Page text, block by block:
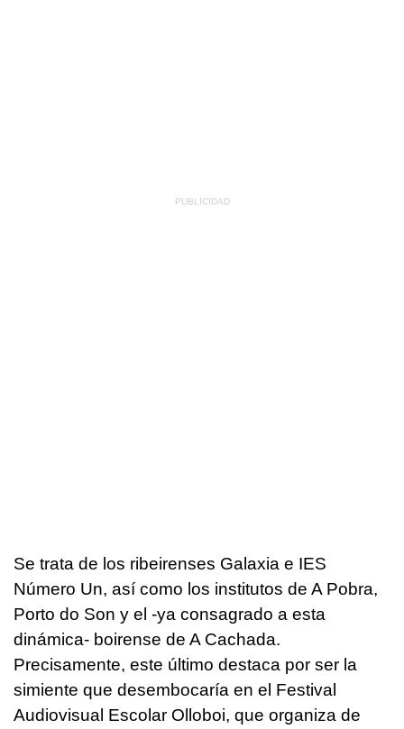
Se trata de los ribeirenses Galaxia e IES
Número Un, así como los institutos de A Pobra,
Porto do Son y el -ya consagrado a esta
dinámica- boirense de A Cachada.
Precisamente, este último destaca por ser la
simiente que desembocaría en el Festival
Audiovisual Escolar Olloboi, que organiza de